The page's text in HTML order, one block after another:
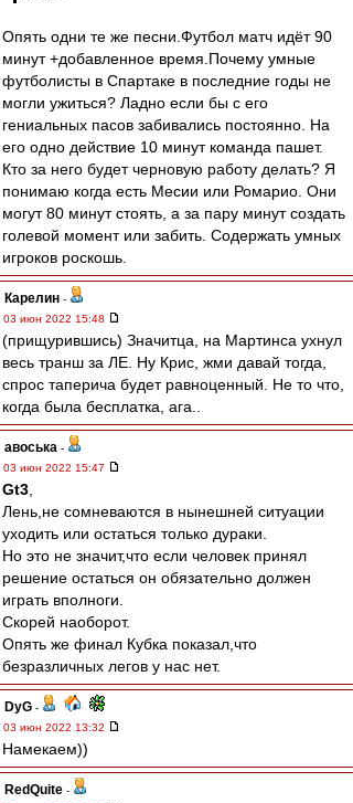
Опять одни те же песни.Футбол матч идёт 90
минут +добавленное время.Почему умные
футболисты в Спартаке в последние годы не
могли ужиться? Ладно если бы с его
гениальных пасов забивались постоянно. На
его одно действие 10 минут команда пашет.
Кто за него будет черновую работу делать? Я
понимаю когда есть Месии или Ромарио. Они
могут 80 минут стоять, а за пару минут создать
голевой момент или забить. Содержать умных
игроков роскошь.
Карелин -
03 июн 2022 15:48
(прищурившись) Значитца, на Мартинса ухнул
весь транш за ЛЕ. Ну Крис, жми давай тогда,
спрос таперича будет равноценный. Не то что,
когда была бесплатка, ага..
авоська -
03 июн 2022 15:47
Gt3
Лень,не сомневаются в нынешней ситуации
уходить или остаться только дураки.
Но это не значит,что если человек принял
решение остаться он обязательно должен
играть вполноги.
Скорей наоборот.
Опять же финал Кубка показал,что
безразличных легов у нас нет.
DyG -
03 июн 2022 13:32
Намекаем))
RedQuite -